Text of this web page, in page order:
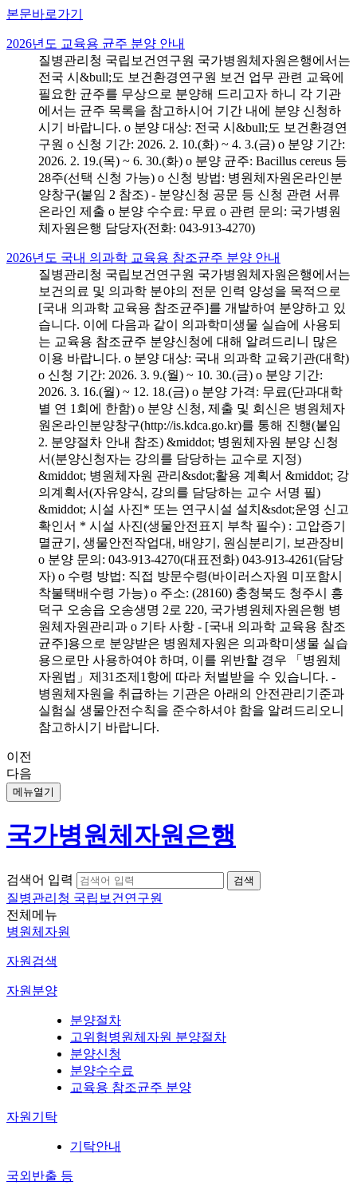
본문바로가기
2026년도 교육용 균주 분양 안내
질병관리청 국립보건연구원 국가병원체자원은행에서는
전국 시&bull;도 보건환경연구원 보건 업무 관련 교육에
필요한 균주를 무상으로 분양해 드리고자 하니 각 기관
에서는 균주 목록을 참고하시어 기간 내에 분양 신청하
시기 바랍니다. o 분양 대상: 전국 시&bull;도 보건환경연
구원 o 신청 기간: 2026. 2. 10.(화) ~ 4. 3.(금) o 분양 기간:
2026. 2. 19.(목) ~ 6. 30.(화) o 분양 균주: Bacillus cereus 등
28주(선택 신청 가능) o 신청 방법: 병원체자원온라인분
양창구(붙임 2 참조) - 분양신청 공문 등 신청 관련 서류
온라인 제출 o 분양 수수료: 무료 o 관련 문의: 국가병원
체자원은행 담당자(전화: 043-913-4270)
2026년도 국내 의과학 교육용 참조균주 분양 안내
질병관리청 국립보건연구원 국가병원체자원은행에서는
보건의료 및 의과학 분야의 전문 인력 양성을 목적으로
[국내 의과학 교육용 참조균주]를 개발하여 분양하고 있
습니다. 이에 다음과 같이 의과학미생물 실습에 사용되
는 교육용 참조균주 분양신청에 대해 알려드리니 많은
이용 바랍니다. o 분양 대상: 국내 의과학 교육기관(대학)
o 신청 기간: 2026. 3. 9.(월) ~ 10. 30.(금) o 분양 기간:
2026. 3. 16.(월) ~ 12. 18.(금) o 분양 가격: 무료(단과대학
별 연 1회에 한함) o 분양 신청, 제출 및 회신은 병원체자
원온라인분양창구(http://is.kdca.go.kr)를 통해 진행(붙임
2. 분양절차 안내 참조) &middot; 병원체자원 분양 신청
서(분양신청자는 강의를 담당하는 교수로 지정)
&middot; 병원체자원 관리&sdot;활용 계획서 &middot; 강
의계획서(자유양식, 강의를 담당하는 교수 서명 필)
&middot; 시설 사진* 또는 연구시설 설치&sdot;운영 신고
확인서 * 시설 사진(생물안전표지 부착 필수) : 고압증기
멸균기, 생물안전작업대, 배양기, 원심분리기, 보관장비
o 분양 문의: 043-913-4270(대표전화) 043-913-4261(담당
자) o 수령 방법: 직접 방문수령(바이러스자원 미포함시
착불택배수령 가능) o 주소: (28160) 충청북도 청주시 흥
덕구 오송읍 오송생명 2로 220, 국가병원체자원은행 병
원체자원관리과 o 기타 사항 - [국내 의과학 교육용 참조
균주]용으로 분양받은 병원체자원은 의과학미생물 실습
용으로만 사용하여야 하며, 이를 위반할 경우 「병원체
자원법」제31조제1항에 따라 처벌받을 수 있습니다. -
병원체자원을 취급하는 기관은 아래의 안전관리기준과
실험실 생물안전수칙을 준수하셔야 함을 알려드리오니
참고하시기 바랍니다.
이전
다음
메뉴열기
국가병원체자원은행
검색어 입력
질병관리청 국립보건연구원
전체메뉴
병원체자원
자원검색
자원분양
분양절차
고위험병원체자원 분양절차
분양신청
분양수수료
교육용 참조균주 분양
자원기탁
기탁안내
국외반출 등